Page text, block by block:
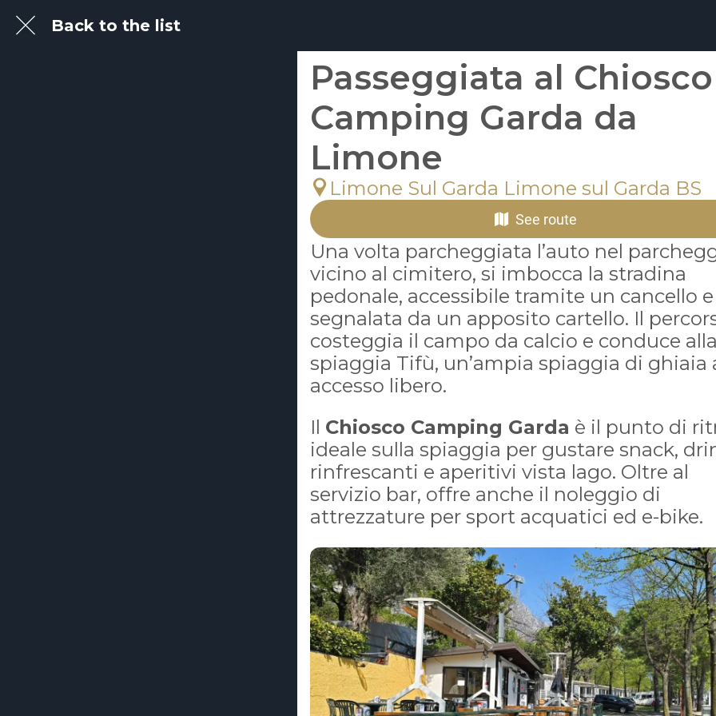
Back to the list
Passeggiata al Chiosco
Camping Garda da
Limone
Limone Sul Garda Limone sul Garda BS
See route
Una volta parcheggiata l’auto nel
vicino al cimitero, si imbocca la stradina
pedonale, accessibile tramite un cancello e
segnalata da un apposito cartello. Il
costeggia il campo da calcio e conduce alla
spiaggia Tifù, un’ampia spiaggia di ghiaia
accesso libero.
Il Chiosco Camping Garda è il punto di
ideale sulla spiaggia per gustare snack,
rinfrescanti e aperitivi vista lago. Oltre al
servizio bar, offre anche il noleggio di
attrezzature per sport acquatici ed e-bike.